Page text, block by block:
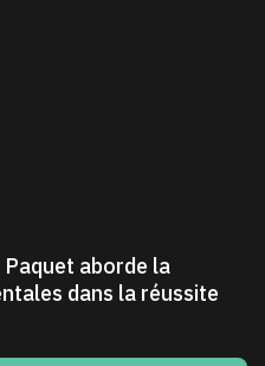
aborde la
dans la réussite